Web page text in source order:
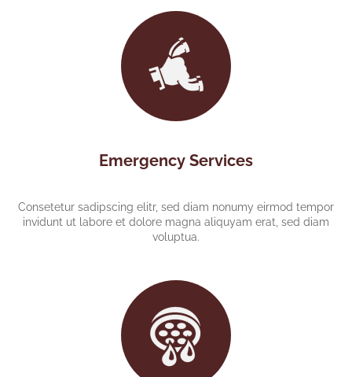
Emergency Services
Consetetur sadipscing elitr, sed diam nonumy eirmod tempor
invidunt ut labore et dolore magna aliquyam erat, sed diam
voluptua.